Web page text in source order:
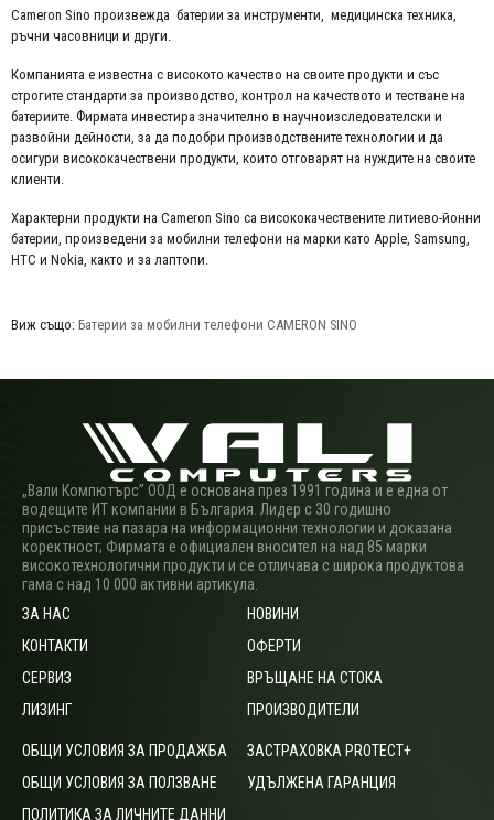
Cameron Sino произвежда батерии за инструменти, медицинска техника,
ръчни часовници и други.
Компанията е известна с високото качество на своите продукти и със
строгите стандарти за производство, контрол на качеството и тестване на
батериите. Фирмата инвестира значително в научноизследователски и
развойни дейности, за да подобри производствените технологии и да
осигури висококачествени продукти, които отговарят на нуждите на своите
клиенти.
Характерни продукти на Cameron Sino са висококачествените литиево-йонни
батерии, произведени за мобилни телефони на марки като Apple, Samsung,
HTC и Nokia, както и за лаптопи.
Виж също: Батерии за мобилни телефони CAMERON SINO
„Вали Компютърс” ООД е основана през 1991 година и е една от
водещите ИТ компании в България. Лидер с 30 годишно
присъствие на пазара на информационни технологии и доказана
коректност; Фирмата е официален вносител на над 85 марки
високотехнологични продукти и се отличава с широка продуктова
гама с над 10 000 активни артикула.
ЗА НАС
КОНТАКТИ
СЕРВИЗ
ЛИЗИНГ
НОВИНИ
ОФЕРТИ
ВРЪЩАНЕ НА СТОКА
ПРОИЗВОДИТЕЛИ
ОБЩИ УСЛОВИЯ ЗА ПРОДАЖБА
ОБЩИ УСЛОВИЯ ЗА ПОЛЗВАНЕ
ПОЛИТИКА ЗА ЛИЧНИТЕ ДАННИ
ЗАСТРАХОВКА PROTECT+
УДЪЛЖЕНА ГАРАНЦИЯ